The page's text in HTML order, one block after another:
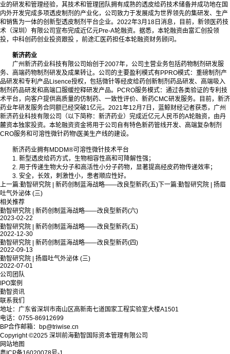
业的研发和管理经验，其技术和管理团队拥有成熟的透皮给药技术储备并成功地在国
内外开发完成多项透皮制剂的产业化，公司致力于发展成为世界领先的集研发、生产
和销售为一体的创新型透皮制剂平台企业。2022年3月18日消息，目前，新领医药技
术（深圳）有限公司宣布完成近亿元Pre-A轮融资。据悉，本轮融资由富汇创投领
投，中科创药创业投资跟投 ，前途汇医药担任本轮融资财务顾问。
新济药业
广州新济药业科技有限公司始创于2007年，公司主营业务包括药物制剂研发服
务、高端药物制剂研发及成果转让。公司的主要盈利模式有PPRO模式：重磅制剂产
品研发和专利产品Lisence授权，包括微针等经皮给药创新制剂药品研发、高端吸入
制剂药品研发和高端口服缓控释研发产品。PCRO服务模式：通过各类验证的专利技
术平台，向客户提供高质量的仿制药、一致性评价、新药CMC研发服务。目前，新济
药业年研发服务合同额已经突破1亿元。2021年12月7日，蓝鲸财经记者获悉，广州
新济药业科技有限公司（以下简称：新济药业）完成近亿元人民币的A轮融资，由丹
麓资本独家投资。本轮融资资金将用于公司自有特色新药管线开发、高端复杂制剂
CRO服务和可溶性微针药物\医美生产线的建设。
新济药业拥有MDDM®可溶性微针技术平台
1. 新型透皮给药方式，生物相容性高和可降解性强；
2. 用于传递生物大分子和高活性小分子药物，显著提高经皮药物传递效率；
3. 安全，长效，刺激性小，患者顺应性好。
上一篇:勤智研究院 | ​新药创制蓝海战略——改良型新药(五)下一篇:勤智研究院 | 扬眉
吐气外泌体 (三)
相关推荐
勤智研究院 | ​新药创制蓝海战略——改良型新药(六)
2023-02-22
勤智研究院 | ​新药创制蓝海战略——改良型新药(五)
2022-12-30
勤智研究院 | 新药创制蓝海战略——改良型新药(四)
2022-09-13
勤智研究院 | 扬眉吐气外泌体 (三)
2022-07-01
公司团队
IPO案例
勤智资讯
联系我们
地址：广东省深圳市南山区高新南七道国家工程实验室大楼A1501
电话：0755-86912699
BP合作邮箱：bp@triwise.cn
Copyright ©2025 深圳前海勤智国际资本管理有限公司
网站地图